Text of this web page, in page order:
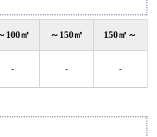
100㎡ ～150㎡ 150㎡～
- - -